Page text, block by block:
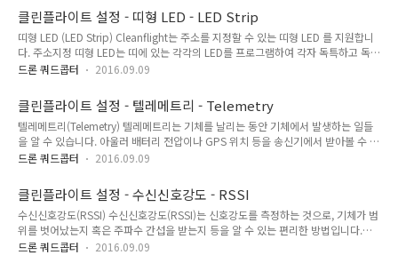
방법은 없습니다. 이것을 핸드링할 코드를 작성해주시면 감사하겠습니다. 지원되는
하드웨어 현재 지원되는 하드웨어는 SSD1306 / UG-2864HSWEG01 뿐입니다. 설
정(Configuration) CLI에서 DISPLAY 기능을 활성화합니다. [feature DISPLAY]
SSD1306 OLED displays SSD1306 은 128x64 OLED 디스플..
클린플라이트 설정 - 띠형 LED - LED Strip
띠형 LED (LED Strip) Cleanflight는 주소를 지정할 수 있는 띠형 LED 를 지원합니
다. 주소지정 띠형 LED는 띠에 있는 각각의 LED를 프로그램하여 각자 독특하고 독립
적인 색이 나오도록 할 수 있습니다. 이는 띠에 있는 모든 LED 가 동일한 색이 나오는
부터 나오는 정보를 표시하는데 사용할 수 있으며, 현재 지원되는 것은 다음과 같습
니다.최대 32 개의 LED피치/롤 스티 위치를 보이는 표시자(Indicators)방향/자세
비행모드 별 독자적인 색깔 지정저전압 경고AUX로 On/Off 스위치GPS 상태수신강
도(RSSI) 수준배터리 수준32개 이상의 LED도 지원가능하며, 추가 개발만 필요합니
다. 지..
드론 쿼드콥터 2016.09.09
클린플라이트 설정 - 텔레메트리 - Telemetry
텔레메트리(Telemetry) 텔레메트리는 기체를 날리는 동안 기체에서 발생하는 일들
을 알 수 있습니다. 아울러 배터리 전압이나 GPS 위치 등을 송신기에서 받아볼 수 있
습니다. 텔레메트리는 항상 켜둘 수도 있고, 시동을 걸었을 때만 활성화 시킬 수도 있
되었을 때만 활성화됩니다.?? 텔레메트리는 'TELEMETRY` 기능으로 활성화 시킵니
다. [feature TELEMETRY] 현재 FrSky, Graupner HoTT V4, SmartPort (S.Port),
LightTelemetry (LTM) 등 여러가지 텔레메트리 제품이 현재 지원됩니다. 모든 텔레
메트리 시스템은 시리얼 포트를 사용하며, 시리얼포트를 텔레메트리용으로..
드론 쿼드콥터 2016.09.09
클린플라이트 설정 - 수신신호강도 - RSSI
수신신호강도(RSSI) 수신신호강도(RSSI)는 신호강도를 측정하는 것으로, 기체가 범
위를 벗어났는지 혹은 주파수 간섭을 받는지 등을 알 수 있는 편리한 방법입니다.일
부 수신기는 RSSI 출력이 있습니다. 다음과 같이 3가지 유형이 지원됩니다. PPM 채
드론 쿼드콥터 2016.09.09